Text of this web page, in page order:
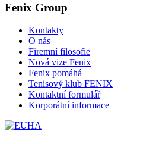
Fenix Group
Kontakty
O nás
Firemní filosofie
Nová vize Fenix
Fenix pomáhá
Tenisový klub FENIX
Kontaktní formulář
Korporátní informace